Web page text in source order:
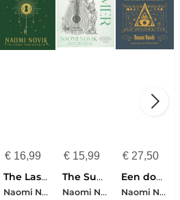
€ 16,99
The Last Graduate
Naomi Novik
€ 15,99
The Summer War
Naomi Novik
€ 27,50
Een dodelijke opleiding
Naomi Novik